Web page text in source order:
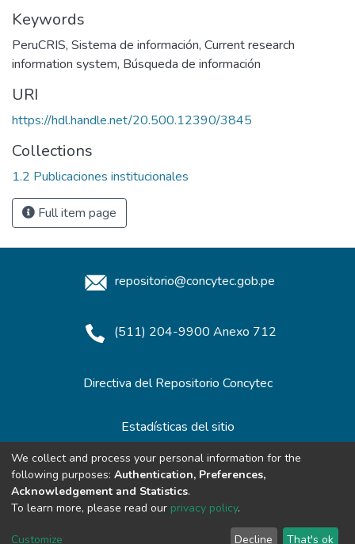
Keywords
PeruCRIS, Sistema de información, Current research
information system, Búsqueda de información
URI
https://hdl.handle.net/20.500.12390/3845
Collections
1.2 Publicaciones institucionales
Full item page
repositorio@concytec.gob.pe
(511) 204-9900 Anexo 712
Directiva del Repositorio Concytec
Estadísticas del sitio
Redes de Repositorios
We collect and process your personal information for the
following purposes: Authentication, Preferences,
Acknowledgement and Statistics.
To learn more, please read our privacy policy.
Customize Decline That's ok